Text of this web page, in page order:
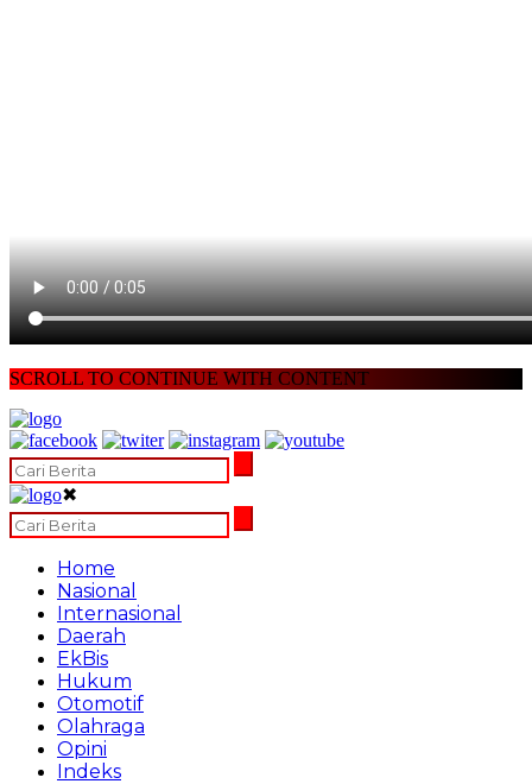
SCROLL TO CONTINUE WITH CONTENT
✖
Home
Nasional
Internasional
Daerah
EkBis
Hukum
Otomotif
Olahraga
Opini
Indeks